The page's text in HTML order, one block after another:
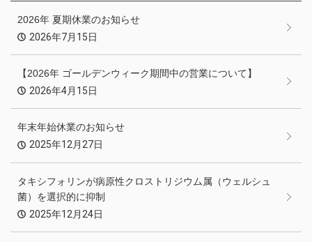
2026年 夏期休業のお知らせ
2026年7月15日
【2026年 ゴールデンウィーク期間中の営業について】
2026年4月15日
年末年始休業のお知らせ
2025年12月27日
タキシフォリンが病原性クロストリジウム属（ウェルシュ
菌）を選択的に抑制
2025年12月24日